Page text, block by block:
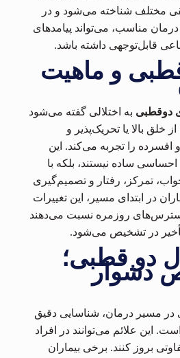
مختلف شناخته می‌شود و در
مناسب، می‌تواند پیامدهای
قابل‌توجهی داشته باشد.
و ماهیت
دوقطبی به اختلالی گفته می‌شود
خلق بالا یا تحریک‌پذیر و
افسرده را تجربه می‌کند. این
ساده نیستند، بلکه با
تمرکز، رفتار و تصمیم‌گیری
در ابتدای مسیر، این تغییرات
استرس‌های روزمره نسبت می‌دهند
در تشخیص می‌شود.
دو قطبی؛
دشوار
مسیر درمان، شناسایی دقیق
است. این علائم می‌توانند در افراد
بروز کنند. برخی بیماران